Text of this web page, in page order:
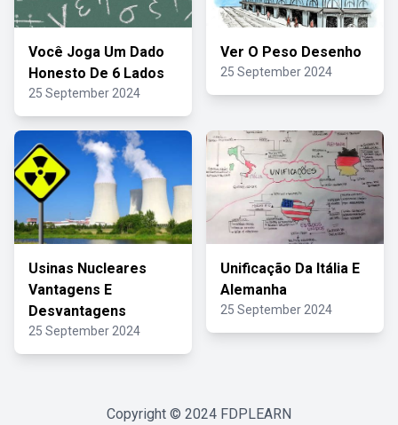
Você Joga Um Dado
Honesto De 6 Lados
25 September 2024
Ver O Peso Desenho
25 September 2024
Usinas Nucleares
Vantagens E
Desvantagens
25 September 2024
Unificação Da Itália E
Alemanha
25 September 2024
Copyright © 2024 FDPLEARN